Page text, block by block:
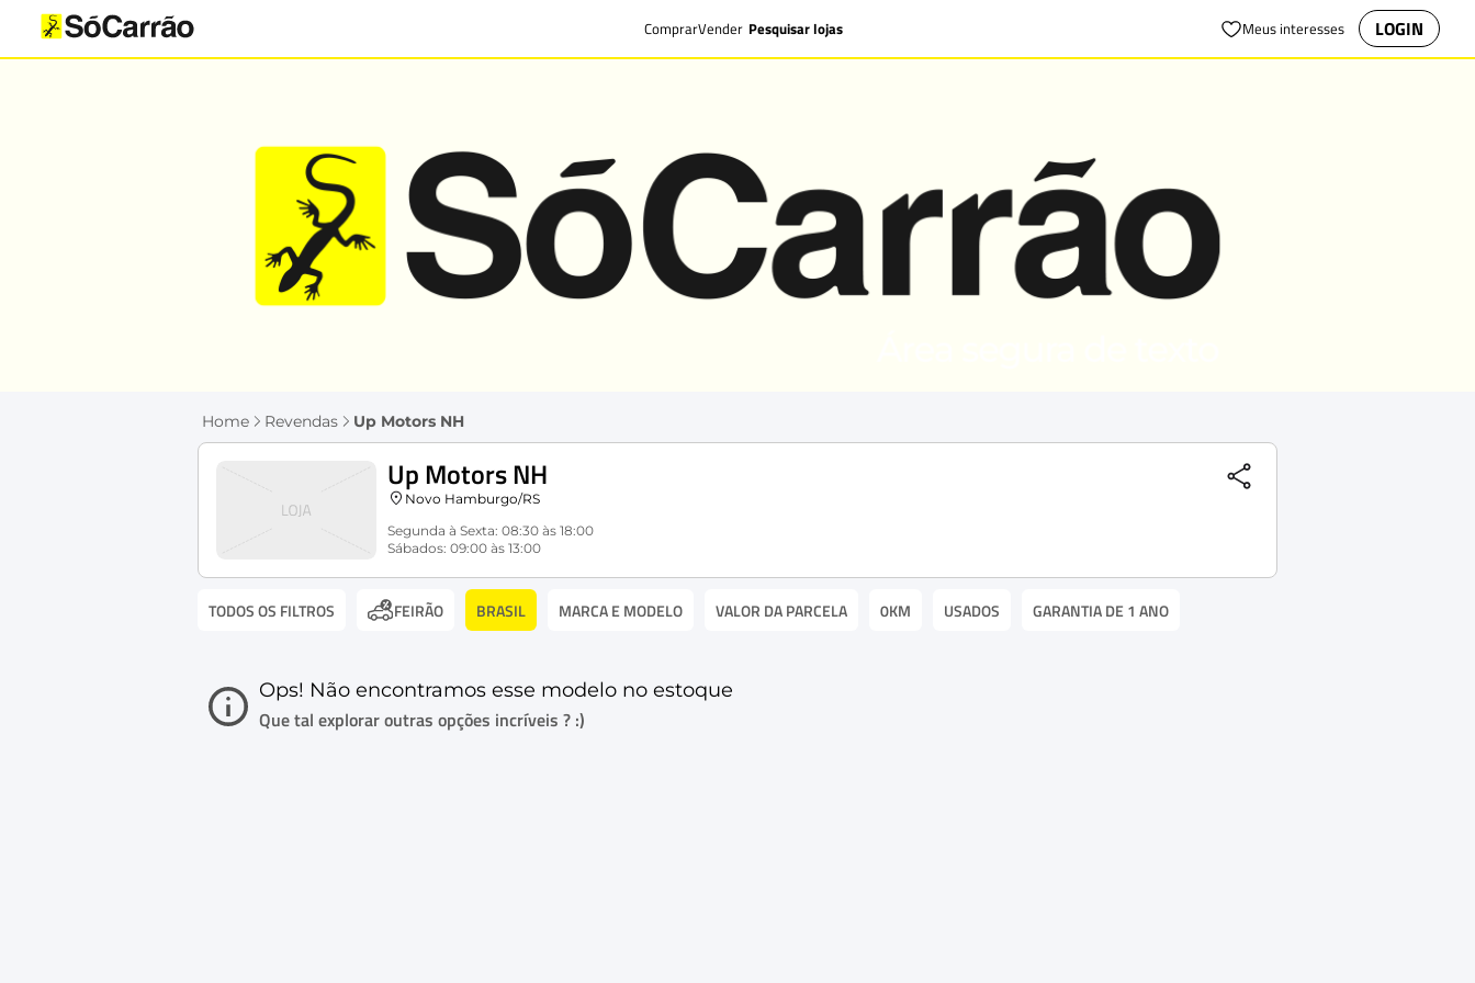
ComprarVender Pesquisar lojas Meus interesses LOGIN
Home Revendas Up Motors NH
Up Motors NH
Novo Hamburgo/RS
Segunda à Sexta: 08:30 às 18:00
Sábados: 09:00 às 13:00
TODOS OS FILTROS FEIRÃO BRASIL MARCA E MODELO VALOR DA PARCELA 0KM USADOS GARANTIA DE 1 ANO
Ops! Não encontramos esse modelo no estoque
Que tal explorar outras opções incríveis ? :)